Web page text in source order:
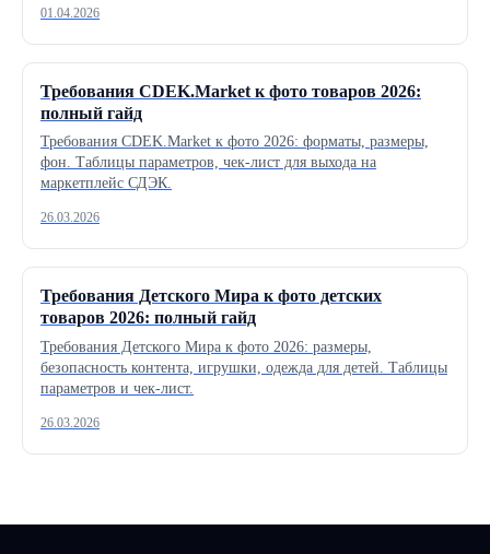
01.04.2026
Требования CDEK.Market к фото товаров 2026:
полный гайд
Требования CDEK.Market к фото 2026: форматы, размеры,
фон. Таблицы параметров, чек-лист для выхода на
маркетплейс СДЭК.
26.03.2026
Требования Детского Мира к фото детских
товаров 2026: полный гайд
Требования Детского Мира к фото 2026: размеры,
безопасность контента, игрушки, одежда для детей. Таблицы
параметров и чек-лист.
26.03.2026